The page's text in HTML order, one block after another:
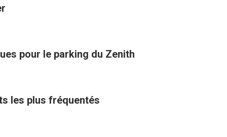
pour le parking du Zenith
les plus fréquentés